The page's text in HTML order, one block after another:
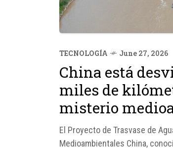
TECNOLOGÍA June 27, 2026
China está
miles de
misterio
El Proyecto de Trasvase de
Medioambientales China,